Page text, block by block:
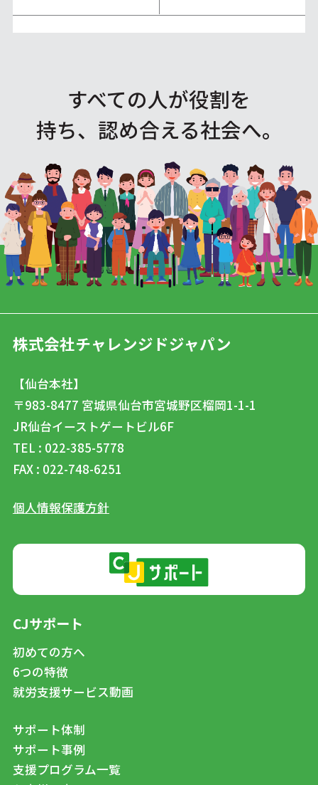
すべての人が役割を
持ち、認め合える社会へ。
株式会社チャレンジドジャパン
【仙台本社】
〒983-8477 宮城県仙台市宮城野区榴岡1-1-1
JR仙台イーストゲートビル6F
TEL : 022-385-5778
FAX : 022-748-6251
個人情報保護方針
CJサポート
初めての方へ
6つの特徴
就労支援サービス動画
サポート体制
サポート事例
支援プログラム一覧